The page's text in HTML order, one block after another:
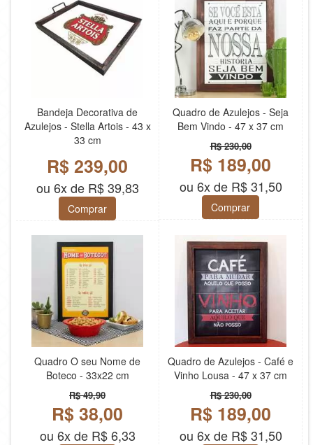
Bandeja Decorativa de
Azulejos - Stella Artois - 43 x
33 cm
R$ 239,00
ou 6x de R$ 39,83
Comprar
Quadro de Azulejos - Seja
Bem Vindo - 47 x 37 cm
R$ 230,00
R$ 189,00
ou 6x de R$ 31,50
Comprar
Quadro O seu Nome de
Boteco - 33x22 cm
R$ 49,90
R$ 38,00
ou 6x de R$ 6,33
Quadro de Azulejos - Café e
Vinho Lousa - 47 x 37 cm
R$ 230,00
R$ 189,00
ou 6x de R$ 31,50